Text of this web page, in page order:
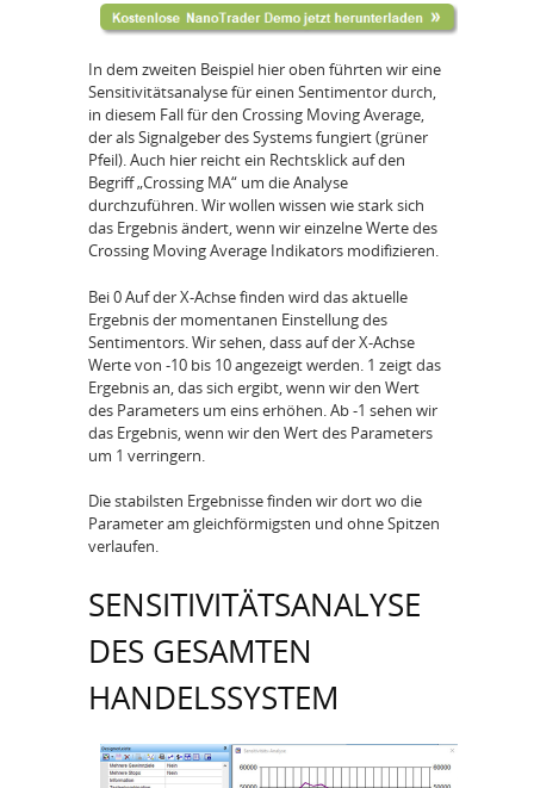
In dem zweiten Beispiel hier oben führten wir eine
Sensitivitätsanalyse für einen Sentimentor durch,
in diesem Fall für den Crossing Moving Average,
der als Signalgeber des Systems fungiert (grüner
Pfeil). Auch hier reicht ein Rechtsklick auf den
Begriff „Crossing MA“ um die Analyse
durchzuführen. Wir wollen wissen wie stark sich
das Ergebnis ändert, wenn wir einzelne Werte des
Crossing Moving Average Indikators modifizieren.
Bei 0 Auf der X-Achse finden wird das aktuelle
Ergebnis der momentanen Einstellung des
Sentimentors. Wir sehen, dass auf der X-Achse
Werte von -10 bis 10 angezeigt werden. 1 zeigt das
Ergebnis an, das sich ergibt, wenn wir den Wert
des Parameters um eins erhöhen. Ab -1 sehen wir
das Ergebnis, wenn wir den Wert des Parameters
um 1 verringern.
Die stabilsten Ergebnisse finden wir dort wo die
Parameter am gleichförmigsten und ohne Spitzen
verlaufen.
SENSITIVITÄTSANALYSE
DES GESAMTEN
HANDELSSYSTEM